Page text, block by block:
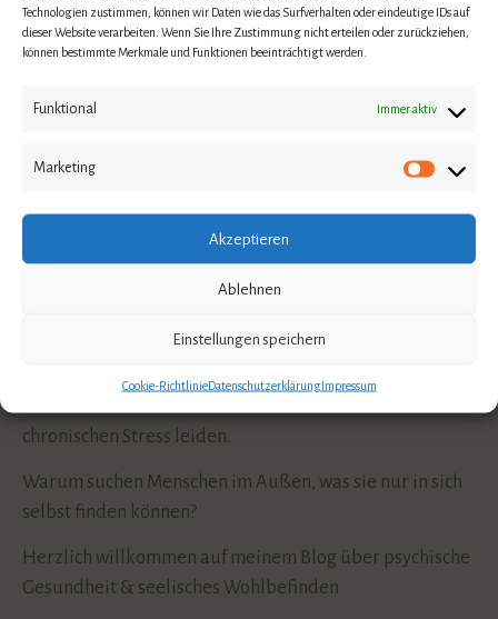
Technologien zustimmen, können wir Daten wie das Surfverhalten oder eindeutige IDs auf
dieser Website verarbeiten. Wenn Sie Ihre Zustimmung nicht erteilen oder zurückziehen,
können bestimmte Merkmale und Funktionen beeinträchtigt werden.
Funktional Immer aktiv
Marketing
Akzeptieren
Ablehnen
Einstellungen speichern
Cookie-RichtlinieDatenschutzerklärungImpressum
EMDR
Psychologie
Reitercoaching
Neueste Beiträge
Warum Heilung ein Prozess und kein gradliniger Weg
chronischen Stress leiden.
Warum suchen Menschen im Außen, was sie nur in sich
selbst finden können?
Herzlich willkommen auf meinem Blog über psychische
Gesundheit & seelisches Wohlbefinden